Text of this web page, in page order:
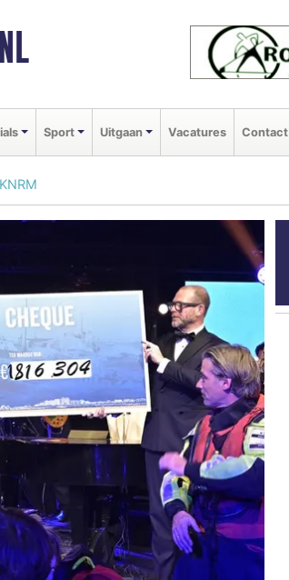
Sport Uitgaan Vacatures Contact